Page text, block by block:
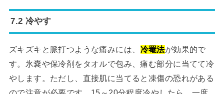
7.2 冷やす
ズキズキと脈打つような痛みには、 冷罨法が効果的で
す。氷嚢や保冷剤をタオルで包み、痛む部分に当てて冷
やします。ただし、直接肌に当てると凍傷の恐れがある